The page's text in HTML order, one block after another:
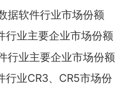
据软件行业市场份额
行业主要企业市场份额
行业主要企业市场份额
行业CR3、CR5市场份